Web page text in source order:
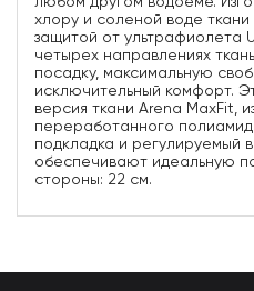
хлору и соленой воде
защитой от ультрафиолета
четырех направлениях
посадку, максимальную
исключительный комфорт.
версия ткани Arena MaxFit,
переработанного
подкладка и регулируемый
обеспечивают идеальную
стороны: 22 см.